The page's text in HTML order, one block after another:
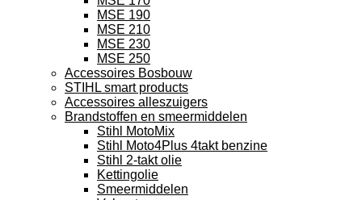
MSE 190
MSE 210
MSE 230
MSE 250
Accessoires Bosbouw
STIHL smart products
Accessoires alleszuigers
Brandstoffen en smeermiddelen
Stihl MotoMix
Stihl Moto4Plus 4takt benzine
Stihl 2-takt olie
Kettingolie
Smeermiddelen